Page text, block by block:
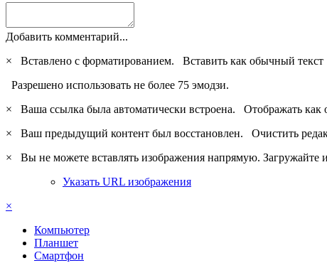
Добавить комментарий...
×
Вставлено с форматированием. Вставить как обычный текст
Разрешено использовать не более 75 эмодзи.
×
Ваша ссылка была автоматически встроена. Отображать
×
Ваш предыдущий контент был восстановлен. Очистить
×
Вы не можете вставлять изображения напрямую. Загружайте
Указать URL изображения
×
Компьютер
Планшет
Смартфон